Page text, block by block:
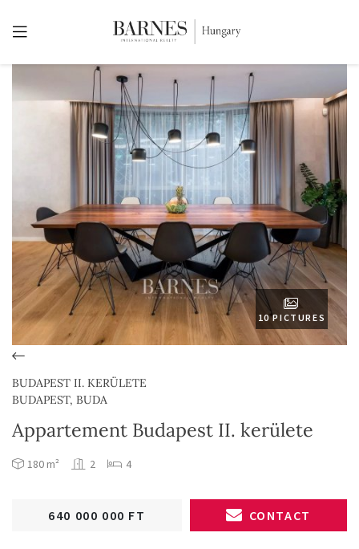
10 PICTURES
BUDAPEST II. KERÜLETE
BUDAPEST, BUDA
Appartement Budapest II. kerülete
180 m² 2 4
640 000 000 FT CONTACT